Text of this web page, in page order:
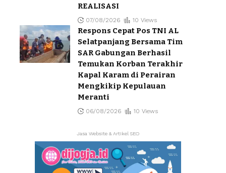
REALISASI
07/08/2026 10 Views
Respons Cepat Pos TNI AL
Selatpanjang Bersama Tim
SAR Gabungan Berhasil
Temukan Korban Terakhir
Kapal Karam di Perairan
Mengkikip Kepulauan
Meranti
06/08/2026 10 Views
Jasa Website & Artikel SEO